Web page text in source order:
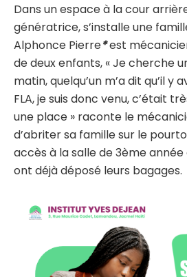
Dans un espace à la cour
génératrice, s’installe une
Alphonce Pierre*est
de deux enfants, « Je cherche
matin, quelqu’un m’a dit qu’il y
FLA, je suis donc venu, c’était
une place » raconte le
d’abriter sa famille sur le
accès à la salle de 3ème
ont déjà déposé leurs bagages.